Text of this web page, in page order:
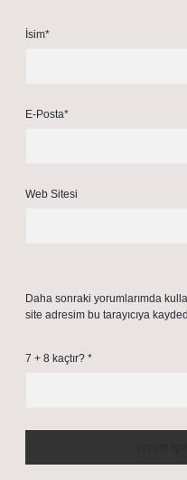
İsim*
E-Posta*
Web Sitesi
Daha sonraki yorumlarımda
site adresim bu tarayıcıya
7 + 8 kaçtır? *